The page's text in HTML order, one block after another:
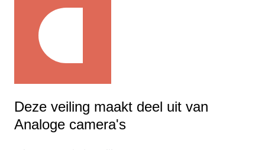
Deze veiling maakt deel uit van
Analoge camera's